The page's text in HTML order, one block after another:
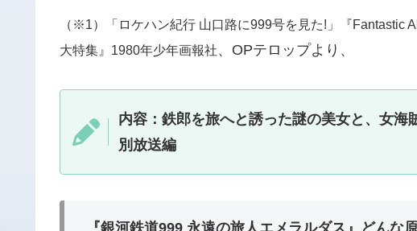
（※1）「ロケハン紀行 山口路に999号を見た!」『Fantastic
大特集』1980年少年画報社、OPテロップより、
内容：鉄郎を旅へと誘った謎の美女と、女
別放送編
『銀河鉄道999 永遠の旅人エメラルダス』どんな